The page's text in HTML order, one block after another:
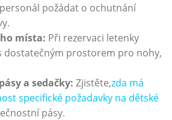
požádat o ochutnání
místa: Při rezervaci letenky
dostatečným prostorem pro nohy,
a sedačky: Zjistěte,zda má
specifické požadavky na dětské
pásy.